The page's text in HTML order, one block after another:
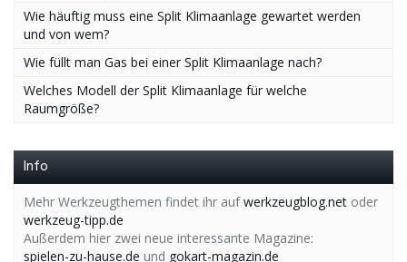
Wie häuftig muss eine Split Klimaanlage gewartet werden
und von wem?
Wie füllt man Gas bei einer Split Klimaanlage nach?
Welches Modell der Split Klimaanlage für welche
Raumgröße?
Info
Mehr Werkzeugthemen findet ihr aufwerkzeugblog.net oder
werkzeug-tipp.de
Außerdem hier zwei neue interessante Magazine:
spielen-zu-hause.de und gokart-magazin.de